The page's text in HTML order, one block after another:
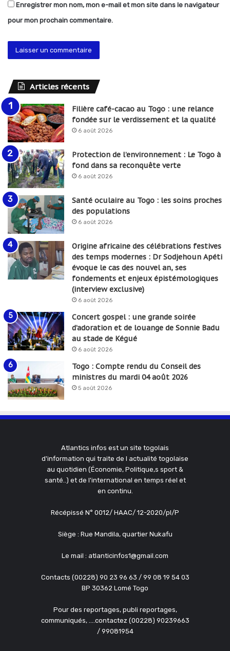
Enregistrer mon nom, mon e-mail et mon site dans le navigateur
pour mon prochain commentaire.
Articles récents
Filière café-cacao au Togo : une relance
fondée sur le verdissement et la qualité
6 août 2026
Protection de l’environnement : Le Togo à
fond dans sa reconquête verte
6 août 2026
Santé oculaire au Togo : les soins proches
des populations
6 août 2026
Origine africaine des célébrations festives
des temps modernes : Dr Sodjehoun Apéti
évoque le cas des nouvel an, ses
fondements et enjeux épistémologiques
(interview exclusive)
6 août 2026
Concert gospel : une grande soirée
d’adoration et de louange de Sonnie Badu
au stade de Kégué
6 août 2026
Togo : Compte rendu du Conseil des
ministres du mardi 04 août 2026
5 août 2026
Atlantics infos est un site togolais
d'information qui traite de l actualité togolaise
au quotidien (Économie, Politique,s sport &
santé..) et de l'international en temps réel et
en continu.
Récépissé N° 0012/ HAAC/ 12-2020/pl/P
Siège : Rue Mandila, quartier Nukafu
Le mail : atlanticinfos1@gmail.com
Contacts (00228) 90 23 96 63 / 99 08 19 54 03
BP 30362 Lomé Togo
Pour des reportages, publi reportages,
communiqués, ....contactez (00228) 90239663
/ 99081954